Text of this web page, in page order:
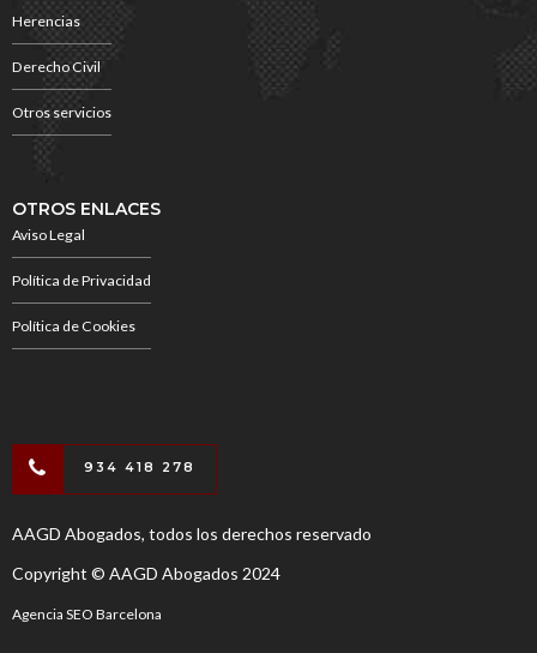
Herencias
Derecho Civil
Otros servicios
OTROS ENLACES
Aviso Legal
Política de Privacidad
Política de Cookies
934 418 278
AAGD Abogados, todos los derechos reservado
Copyright © AAGD Abogados 2024
Agencia SEO Barcelona